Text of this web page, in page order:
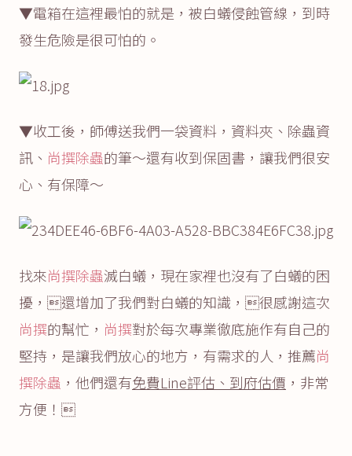
▼電箱在這裡最怕的就是，被白蟻侵蝕管線，到時
發生危險是很可怕的。
▼收工後，師傅送我們一袋資料，資料夾、除蟲資
訊、 尚撰除蟲的筆～還有收到保固書，讓我們很安
心、有保障～
找來尚撰除蟲滅白蟻，現在家裡也沒有了白蟻的困
擾，還增加了我們對白蟻的知識，很感謝這次
尚撰的幫忙， 尚撰對於每次專業徹底施作有自己的
堅持，是讓我們放心的地方，有需求的人，推薦尚
撰除蟲 ，他們還有免費Line評估、到府估價 ，非常
方便！